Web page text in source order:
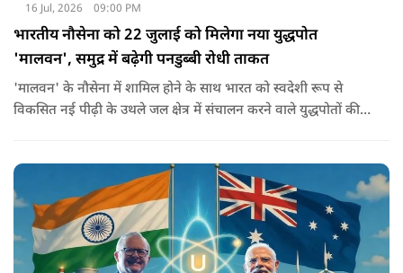
16 Jul, 2026 09:00 PM
भारतीय नौसेना को 22 जुलाई को मिलेगा नया युद्धपोत
'मालवन', समुद्र में बढ़ेगी पनडुब्बी रोधी ताकत
'मालवन' के नौसेना में शामिल होने के साथ भारत को स्वदेशी रूप से
विकसित नई पीढ़ी के उथले जल क्षेत्र में संचालन करने वाले युद्धपोतों की
बड़ा कदम माना जा रहा है.